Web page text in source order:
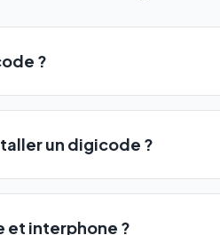
?
un digicode ?
et interphone ?